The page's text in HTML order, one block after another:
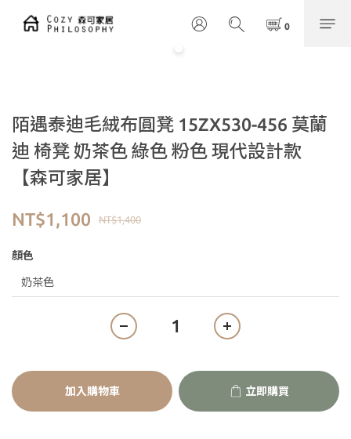
陌遇泰迪毛絨布圓凳 15ZX530-456 莫蘭
迪 椅凳 奶茶色 綠色 粉色 現代設計款
【森可家居】
NT$1,400
NT$1,100
顏色
加入購物車 立即購買